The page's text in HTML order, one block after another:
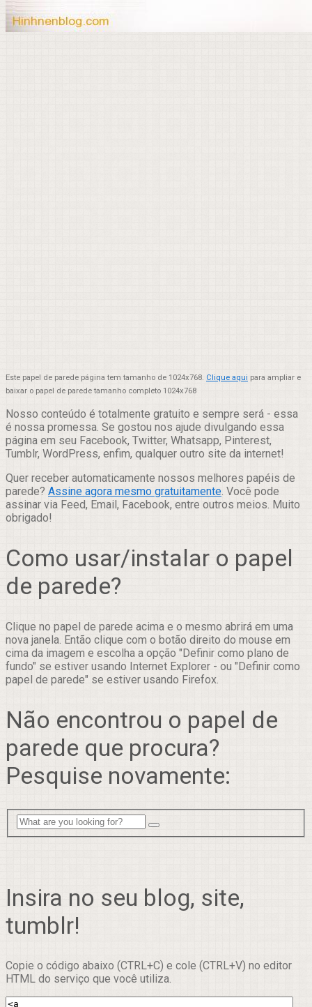
Este papel de parede página tem tamanho de 1024x768. Clique aqui para ampliar e
baixar o papel de parede tamanho completo 1024x768
Nosso conteúdo é totalmente gratuito e sempre será - essa
é nossa promessa. Se gostou nos ajude divulgando essa
página em seu Facebook, Twitter, Whatsapp, Pinterest,
Tumblr, WordPress, enfim, qualquer outro site da internet!
Quer receber automaticamente nossos melhores papéis de
parede? Assine agora mesmo gratuitamente. Você pode
assinar via Feed, Email, Facebook, entre outros meios. Muito
obrigado!
Como usar/instalar o papel
de parede?
Clique no papel de parede acima e o mesmo abrirá em uma
nova janela. Então clique com o botão direito do mouse em
cima da imagem e escolha a opção "Definir como plano de
fundo" se estiver usando Internet Explorer - ou "Definir como
papel de parede" se estiver usando Firefox.
Não encontrou o papel de
parede que procura?
Pesquise novamente:
Insira no seu blog, site,
tumblr!
Copie o código abaixo (CTRL+C) e cole (CTRL+V) no editor
HTML do serviço que você utiliza.